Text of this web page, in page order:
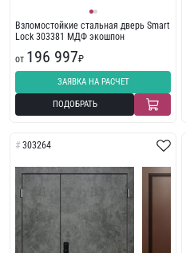
Взломостойкие стальная дверь Smart
Lock 303381 МДФ экошпон
от 196 997₽
ЗАЯВКА НА РАСЧЕТ
ПОДОБРАТЬ
303264